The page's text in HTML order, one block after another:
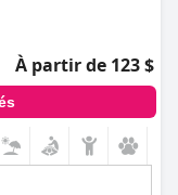
À partir de 123 $